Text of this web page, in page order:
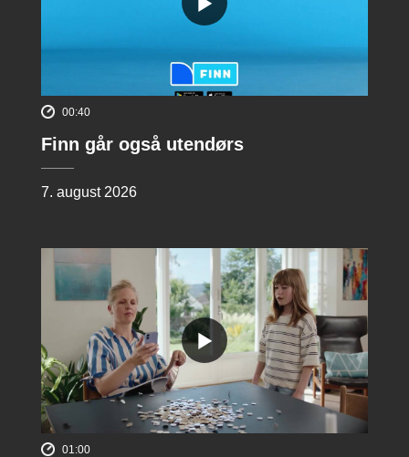
00:40
Finn går også utendørs
7. august 2026
01:00